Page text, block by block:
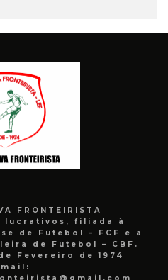
FRONTEIRISTA
lucrativos, filiada à
de Futebol – FCF e a
de Futebol – CBF.
Fevereiro de 1974
mail: